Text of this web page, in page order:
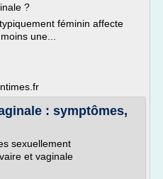
?
féminin affecte
une...
: symptômes,
sexuellement
et vaginale